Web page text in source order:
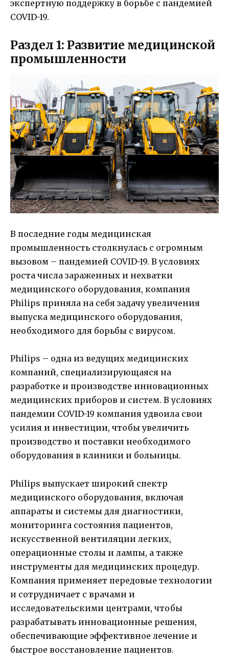
экспертную поддержку в борьбе с пандемией
COVID-19.
Раздел 1: Развитие медицинской
промышленности
В последние годы медицинская
промышленность столкнулась с огромным
вызовом – пандемией COVID-19. В условиях
роста числа зараженных и нехватки
медицинского оборудования, компания
Philips приняла на себя задачу увеличения
выпуска медицинского оборудования,
необходимого для борьбы с вирусом.
Philips – одна из ведущих медицинских
компаний, специализирующаяся на
разработке и производстве инновационных
медицинских приборов и систем. В условиях
пандемии COVID-19 компания удвоила свои
усилия и инвестиции, чтобы увеличить
производство и поставки необходимого
оборудования в клиники и больницы.
Philips выпускает широкий спектр
медицинского оборудования, включая
аппараты и системы для диагностики,
мониторинга состояния пациентов,
искусственной вентиляции легких,
операционные столы и лампы, а также
инструменты для медицинских процедур.
Компания применяет передовые технологии
и сотрудничает с врачами и
исследовательскими центрами, чтобы
разрабатывать инновационные решения,
обеспечивающие эффективное лечение и
быстрое восстановление пациентов.